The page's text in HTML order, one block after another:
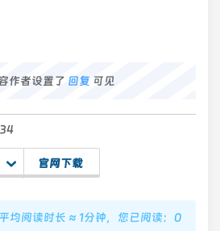
作者设置了 回复 可见
官网下载
均阅读时长 ≈ 1分钟，您已阅读：0